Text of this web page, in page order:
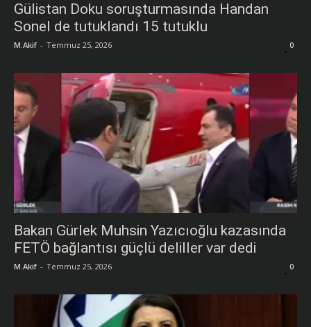
Gülistan Doku soruşturmasında Handan
Sonel de tutuklandı 15 tutuklu
M.Akif - Temmuz 25, 2026 0
Bakan Gürlek Muhsin Yazıcıoğlu kazasında
FETÖ bağlantısı güçlü deliller var dedi
M.Akif - Temmuz 25, 2026 0